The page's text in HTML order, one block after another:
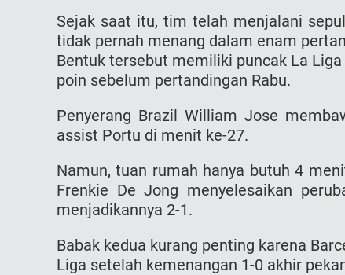
Sejak saat itu, tim telah menjalani
tidak pernah menang dalam enam
Bentuk tersebut memiliki puncak La
poin sebelum pertandingan Rabu.
Penyerang Brazil William Jose
assist Portu di menit ke-27.
Namun, tuan rumah hanya butuh 4
Frenkie De Jong menyelesaikan
menjadikannya 2-1.
Babak kedua kurang penting karena
Liga setelah kemenangan 1-0 akhir